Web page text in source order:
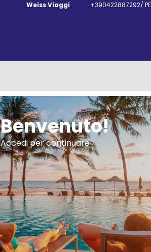
Weiss Viaggi +390422887292/
Benvenuto!
Accedi per continuare